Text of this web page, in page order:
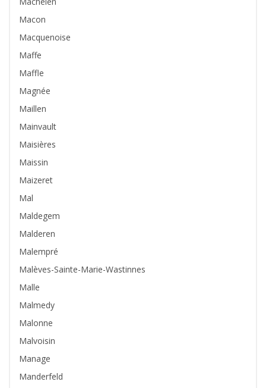
Macon
Macquenoise
Maffe
Maffle
Magnée
Maillen
Mainvault
Maisières
Maissin
Maizeret
Mal
Maldegem
Malderen
Malempré
Malèves-Sainte-Marie-Wastinnes
Malle
Malmedy
Malonne
Malvoisin
Manage
Manderfeld